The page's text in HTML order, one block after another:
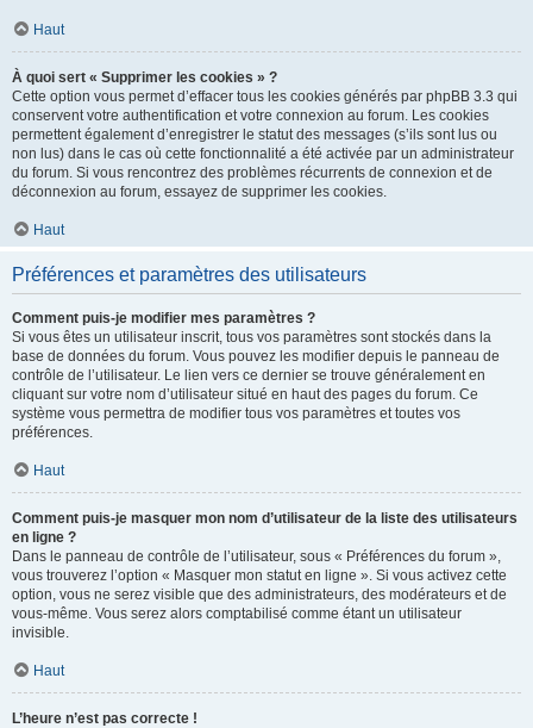
Haut
À quoi sert « Supprimer les cookies » ?
Cette option vous permet d’effacer tous les cookies générés par phpBB 3.3 qui
conservent votre authentification et votre connexion au forum. Les cookies
permettent également d’enregistrer le statut des messages (s’ils sont lus ou
non lus) dans le cas où cette fonctionnalité a été activée par un administrateur
du forum. Si vous rencontrez des problèmes récurrents de connexion et de
déconnexion au forum, essayez de supprimer les cookies.
Haut
Préférences et paramètres des utilisateurs
Comment puis-je modifier mes paramètres ?
Si vous êtes un utilisateur inscrit, tous vos paramètres sont stockés dans la
base de données du forum. Vous pouvez les modifier depuis le panneau de
contrôle de l’utilisateur. Le lien vers ce dernier se trouve généralement en
cliquant sur votre nom d’utilisateur situé en haut des pages du forum. Ce
système vous permettra de modifier tous vos paramètres et toutes vos
préférences.
Haut
Comment puis-je masquer mon nom d’utilisateur de la liste des utilisateurs
en ligne ?
Dans le panneau de contrôle de l’utilisateur, sous « Préférences du forum »,
vous trouverez l’option « Masquer mon statut en ligne ». Si vous activez cette
option, vous ne serez visible que des administrateurs, des modérateurs et de
vous-même. Vous serez alors comptabilisé comme étant un utilisateur
invisible.
Haut
L’heure n’est pas correcte !